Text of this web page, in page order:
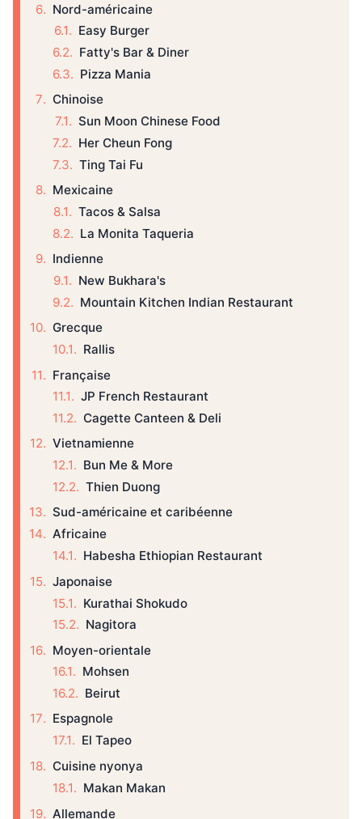
Nord-américaine
Easy Burger
Fatty's Bar & Diner
Pizza Mania
Chinoise
Sun Moon Chinese Food
Her Cheun Fong
Ting Tai Fu
Mexicaine
Tacos & Salsa
La Monita Taqueria
Indienne
New Bukhara's
Mountain Kitchen Indian Restaurant
Grecque
Rallis
Française
JP French Restaurant
Cagette Canteen & Deli
Vietnamienne
Bun Me & More
Thien Duong
Sud-américaine et caribéenne
Africaine
Habesha Ethiopian Restaurant
Japonaise
Kurathai Shokudo
Nagitora
Moyen-orientale
Mohsen
Beirut
Espagnole
El Tapeo
Cuisine nyonya
Makan Makan
Allemande